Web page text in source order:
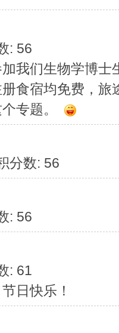
: 56
我们生物学博
食宿均免费，
专题。
分数: 56
: 56
: 61
日快乐！